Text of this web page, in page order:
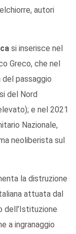
autori
si inserisce nel
Greco, che nel
del passaggio
del Nord
e nel 2021
Nazionale,
neoliberista sul
la distruzione
attuata dal
dell’Istituzione
a ingranaggio